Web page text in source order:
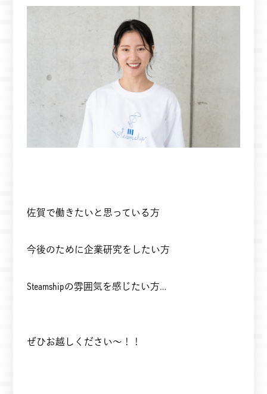
佐賀で働きたいと思っている方
今後のために企業研究をしたい方
Steamshipの雰囲気を感じたい方…
ぜひお越しください～！！